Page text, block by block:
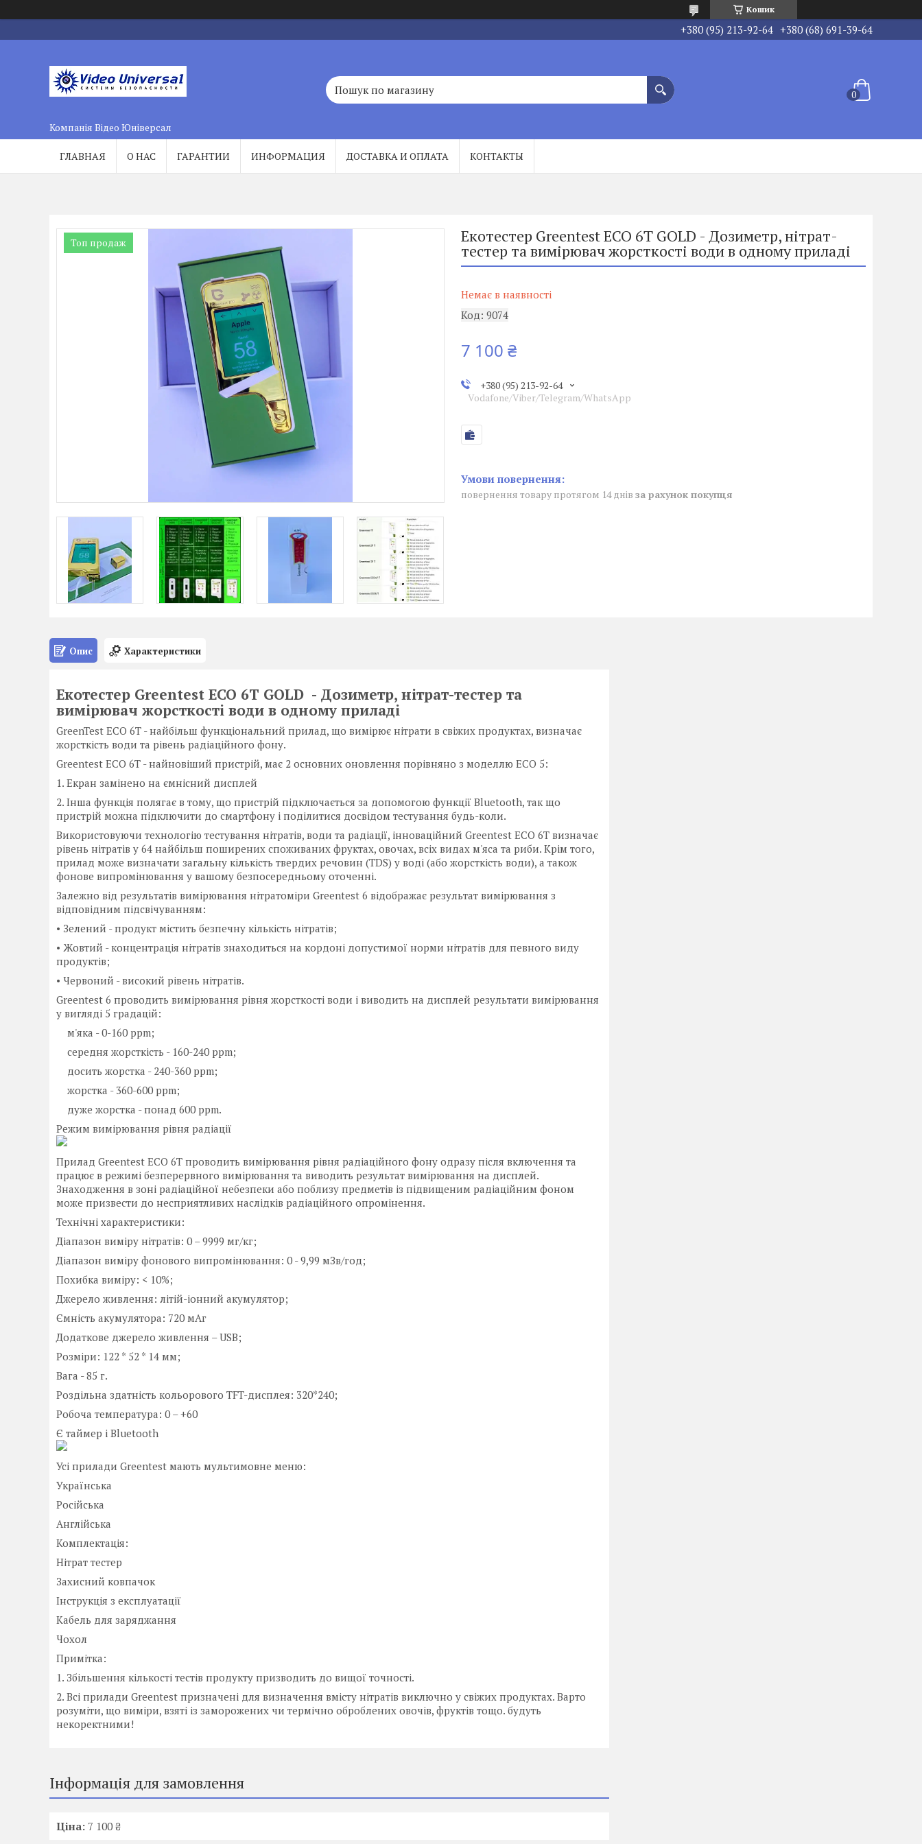
Кошик
+380 (95) 213-92-64 +380 (68) 691-39-64
Компанія Відео Юніверсал
ГЛАВНАЯ О НАС ГАРАНТИИ ИНФОРМАЦИЯ ДОСТАВКА И ОПЛАТА КОНТАКТЫ
Топ продаж Екотестер Greentest ECO 6T GOLD - Дозиметр, нітрат-
тестер та вимірювач жорсткості води в одному приладі
Немає в наявності
Код: 9074
7 100 ₴
+380 (95) 213-92-64
Vodafone/Viber/Telegram/WhatsApp
повернення товару протягом 14 днів за рахунок покупця
Опис Характеристики
Екотестер Greentest ECO 6T GOLD - Дозиметр, нітрат-тестер та
вимірювач жорсткості води в одному приладі
GreenTest ECO 6T - найбільш функціональний прилад, що вимірює нітрати в свіжих продуктах, визначає
жорсткість води та рівень радіаційного фону.
Greentest ECO 6T - найновіший пристрій, має 2 основних оновлення порівняно з моделлю ECO 5:
1. Екран замінено на ємнісний дисплей
2. Інша функція полягає в тому, що пристрій підключається за допомогою функції Bluetooth, так що
пристрій можна підключити до смартфону і поділитися досвідом тестування будь-коли.
Використовуючи технологію тестування нітратів, води та радіації, інноваційний Greentest ECO 6T визначає
рівень нітратів у 64 найбільш поширених споживаних фруктах, овочах, всіх видах м'яса та риби. Крім того,
прилад може визначати загальну кількість твердих речовин (TDS) у воді (або жорсткість води), а також
фонове випромінювання у вашому безпосередньому оточенні.
Залежно від результатів вимірювання нітратоміри Greentest 6 відображає результат вимірювання з
відповідним підсвічуванням:
• Зелений - продукт містить безпечну кількість нітратів;
• Жовтий - концентрація нітратів знаходиться на кордоні допустимої норми нітратів для певного виду
продуктів;
• Червоний - високий рівень нітратів.
Greentest 6 проводить вимірювання рівня жорсткості води і виводить на дисплей результати вимірювання
у вигляді 5 градацій:
м'яка - 0-160 ppm;
середня жорсткість - 160-240 ppm;
досить жорстка - 240-360 ppm;
жорстка - 360-600 ppm;
дуже жорстка - понад 600 ppm.
Режим вимірювання рівня радіації
Прилад Greentest ECO 6T проводить вимірювання рівня радіаційного фону одразу після включення та
працює в режимі безперервного вимірювання та виводить результат вимірювання на дисплей.
Знаходження в зоні радіаційної небезпеки або поблизу предметів із підвищеним радіаційним фоном
може призвести до несприятливих наслідків радіаційного опромінення.
Технічні характеристики:
Діапазон виміру нітратів: 0 – 9999 мг/кг;
Діапазон виміру фонового випромінювання: 0 - 9,99 мЗв/год;
Похибка виміру: < 10%;
Джерело живлення: літій-іонний акумулятор;
Ємність акумулятора: 720 мАг
Додаткове джерело живлення – USB;
Розміри: 122 * 52 * 14 мм;
Вага - 85 г.
Роздільна здатність кольорового TFT-дисплея: 320*240;
Робоча температура: 0 – +60
Є таймер і Bluetooth
Усі прилади Greentest мають мультимовне меню:
Українська
Російська
Англійська
Комплектація:
Нітрат тестер
Захисний ковпачок
Інструкція з експлуатації
Кабель для заряджання
Чохол
Примітка:
1. Збільшення кількості тестів продукту призводить до вищої точності.
2. Всі прилади Greentest призначені для визначення вмісту нітратів виключно у свіжих продуктах. Варто
розуміти, що виміри, взяті із заморожених чи термічно оброблених овочів, фруктів тощо. будуть
некоректними!
Інформація для замовлення
Ціна: 7 100 ₴